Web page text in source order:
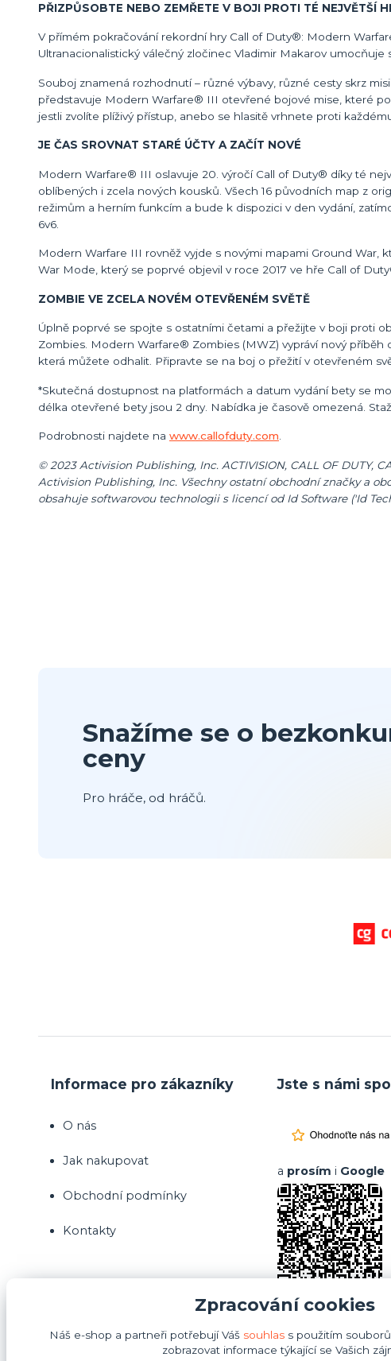
PŘIZPŮSOBTE NEBO ZEMŘETE V BOJI PROTI TÉ NEJVĚTŠÍ
V přímém pokračování rekordní hry Call of Duty®: Modern
Ultranacionalistický válečný zločinec Vladimir Makarov umocňuje
Souboj znamená rozhodnutí – různé výbavy, různé cesty skrz
představuje Modern Warfare® III otevřené bojové mise, které
jestli zvolíte plíživý přístup, anebo se hlasitě vrhnete proti
JE ČAS SROVNAT STARÉ ÚČTY A ZAČÍT NOVÉ
Modern Warfare® III oslavuje 20. výročí Call of Duty® díky té
oblíbených i zcela nových kousků. Všech 16 původních map z
režimům a herním funkcím a bude k dispozici v den vydání,
6v6.
Modern Warfare III rovněž vyjde s novými mapami Ground
War Mode, který se poprvé objevil v roce 2017 ve hře Call of
ZOMBIE VE ZCELA NOVÉM OTEVŘENÉM SVĚTĚ
Úplně poprvé se spojte s ostatními četami a přežijte v boji proti
Zombies. Modern Warfare® Zombies (MWZ) vypráví nový příběh
která můžete odhalit. Připravte se na boj o přežití v otevřeném
*Skutečná dostupnost na platformách a datum vydání bety se
délka otevřené bety jsou 2 dny. Nabídka je časově omezená.
Podrobnosti najdete na www.callofduty.com
© 2023 Activision Publishing, Inc. ACTIVISION, CALL OF DUTY,
Activision Publishing, Inc. Všechny ostatní obchodní značky a
obsahuje softwarovou technologii s licencí od Id Software ('Id
Snažíme se o
ceny
Pro hráče, od hráčů.
Informace pro zákazníky
O nás
Jak nakupovat
Obchodní podmínky
Kontakty
Jste s námi
a prosím i Google
Zpracování cookies
Náš e-shop a partneři potřebují Váš souhlas s použitím
zobrazovat informace týkající se Vašich